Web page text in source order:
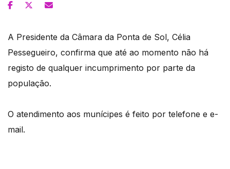
A Presidente da Câmara da Ponta de Sol, Célia
Pessegueiro, confirma que até ao momento não há
registo de qualquer incumprimento por parte da
população.
O atendimento aos munícipes é feito por telefone e e-
mail.